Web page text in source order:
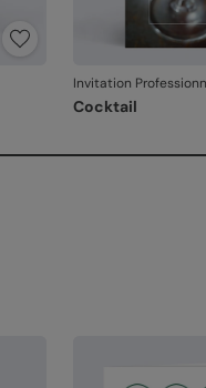
Invitation
Cocktail